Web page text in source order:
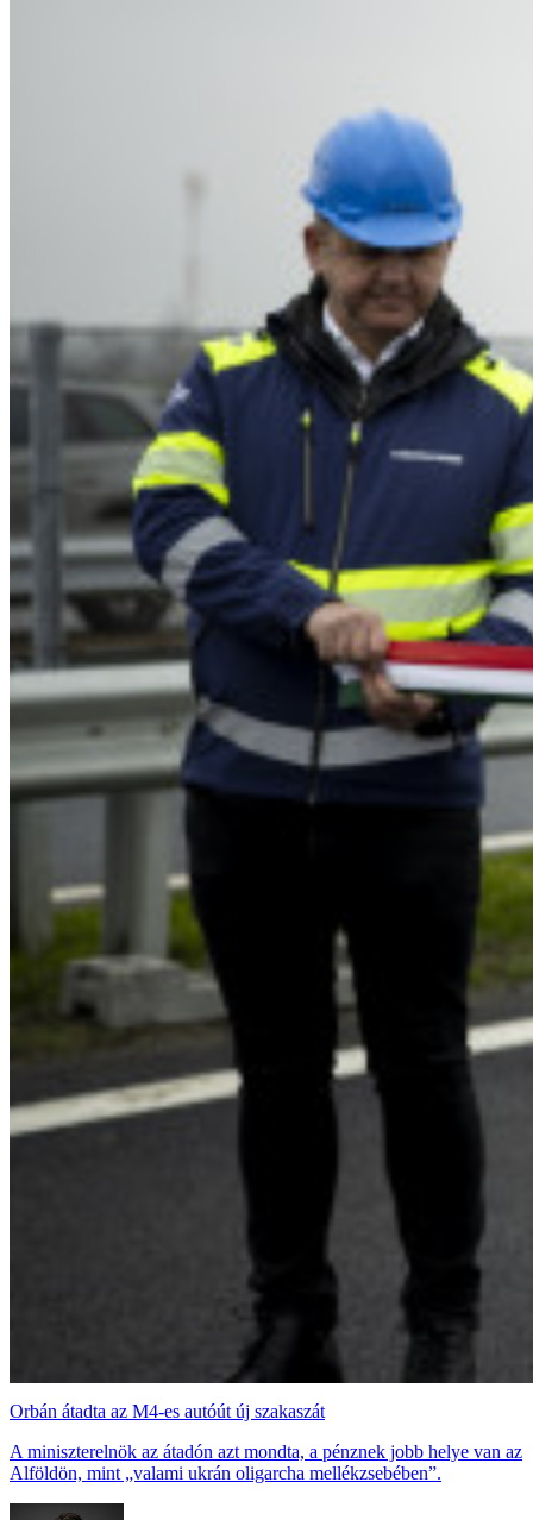
Orbán átadta az M4-es autóút új szakaszát
A miniszterelnök az átadón azt mondta, a pénznek jobb helye van az
Alföldön, mint „valami ukrán oligarcha mellékzsebében”.